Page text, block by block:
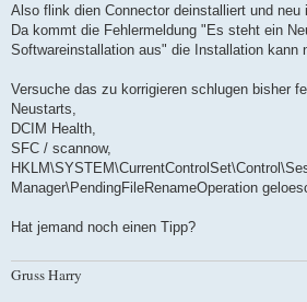
Also flink dien Connector deinstalliert und neu
Da kommt die Fehlermeldung "Es steht ein
Softwareinstallation aus" die Installation kann
Versuche das zu korrigieren schlugen bisher
Neustarts,
DCIM Health,
SFC / scannow,
Manager\PendingFileRenameOperation
Hat jemand noch einen Tipp?
Gruss Harry